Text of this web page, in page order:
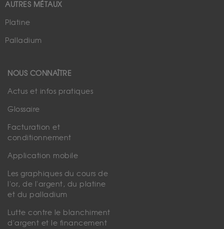
AUTRES MÉTAUX
Platine
Palladium
NOUS CONNAÎTRE
Actus et infos pratiques
Glossaire
Facturation et
conditionnement
Application mobile
Les graphiques du cours de
l'or, de l'argent, du platine
et du palladium
Lutte contre le blanchiment
d'argent et le financement